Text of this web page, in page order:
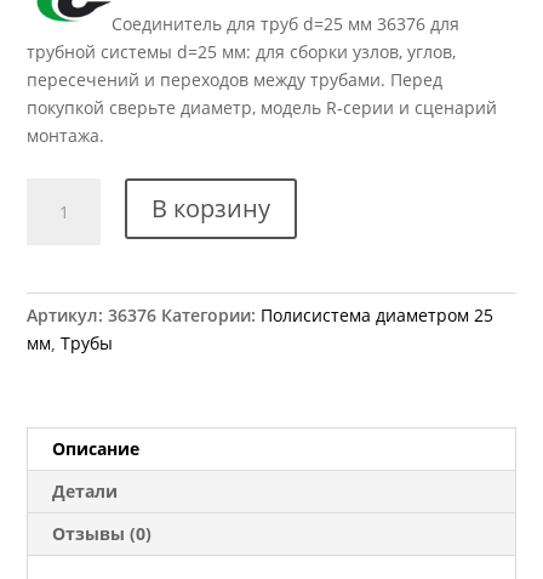
Соединитель для труб d=25 мм 36376 для
трубной системы d=25 мм: для сборки узлов, углов,
пересечений и переходов между трубами. Перед
покупкой сверьте диаметр, модель R-серии и сценарий
монтажа.
товара
левое
В корзину
Артикул:36376 Категории: Полисистема диаметром 25
мм,Трубы
Описание
Детали
Отзывы (0)